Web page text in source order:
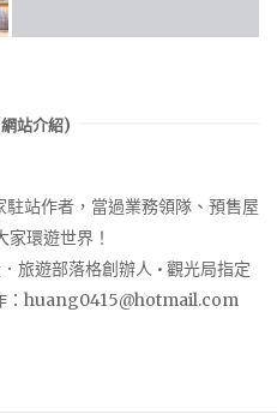
站介紹)
站作者，當過業務領隊、預售屋
環遊世界！
旅遊部落格創辦人 • 觀光局指定
huang0415@hotmail.com